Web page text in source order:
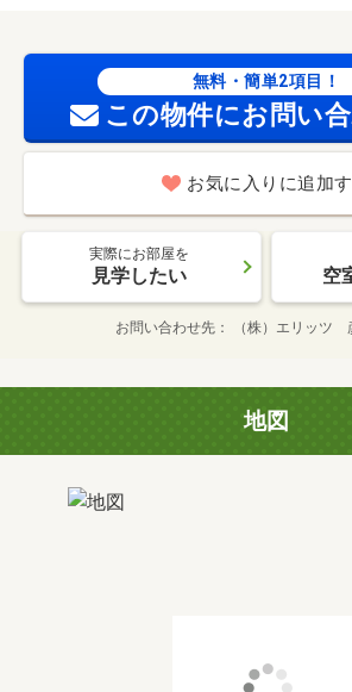
無料・簡単2項目！
この物件にお問い
お気に入りに追加
実際にお部屋を
見学したい 空
お問い合わせ先 （株）エリッツ
地図